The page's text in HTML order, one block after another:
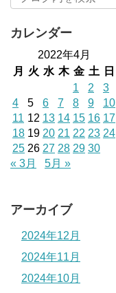
カレンダー
2022年4月
月
火 水 木 金 土
日
1
2
3
4
5 6 7 8 9
10
11 12 13 14 15 16 17
18 19 20 21 22 23 24
25 26 27 28 29 30
« 3月
5月 »
アーカイブ
2024年12月
2024年11月
2024年10月